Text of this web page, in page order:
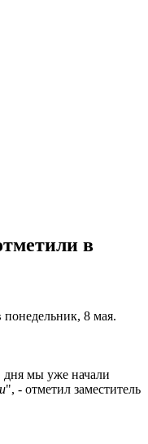
в
8 мая.
дня мы уже начали
", - отметил заместитель